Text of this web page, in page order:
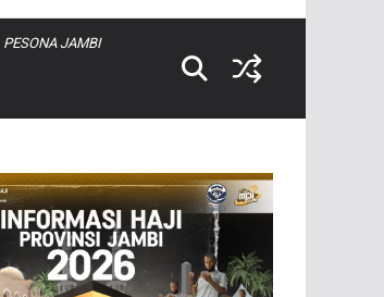
PESONA JAMBI